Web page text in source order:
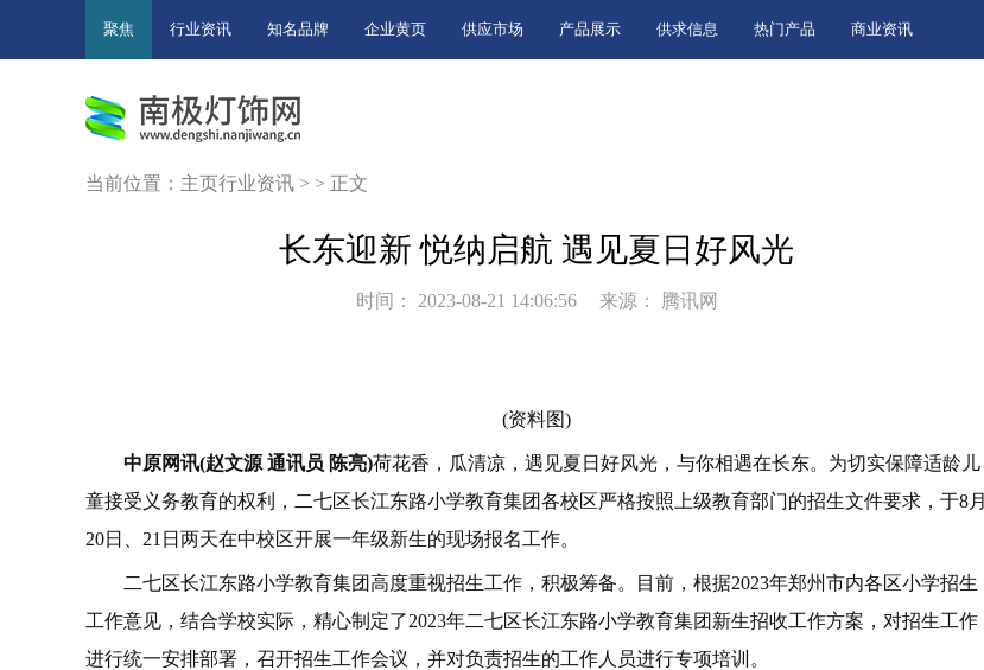
聚焦 行业资讯 知名品牌 企业黄页 供应市场 产品展示 供求信息 热门产品 商业资讯
当前位置： 主页行业资讯 > > 正文
长东迎新 悦纳启航 遇见夏日好风光
时间： 2023-08-21 14:06:56 来源： 腾讯网
(资料图)
中原网讯(赵文源 通讯员 陈亮)荷花香，瓜清凉，遇见夏日好风光，与你相遇在长东。为切实保障适龄儿
童接受义务教育的权利，二七区长江东路小学教育集团各校区严格按照上级教育部门的招生文件要求，于8月
20日、21日两天在中校区开展一年级新生的现场报名工作。
二七区长江东路小学教育集团高度重视招生工作，积极筹备。目前，根据2023年郑州市内各区小学招生
工作意见，结合学校实际，精心制定了2023年二七区长江东路小学教育集团新生招收工作方案，对招生工作
进行统一安排部署，召开招生工作会议，并对负责招生的工作人员进行专项培训。